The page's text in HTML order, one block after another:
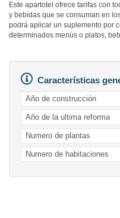
Este apartotel ofrece tarifas con
y bebidas que se consuman en
podrá aplicar un suplemento por
determinados menús o platos,
Características
Año de construcción
Año de la ultima reforma
Numero de plantas
Numero de habitaciones